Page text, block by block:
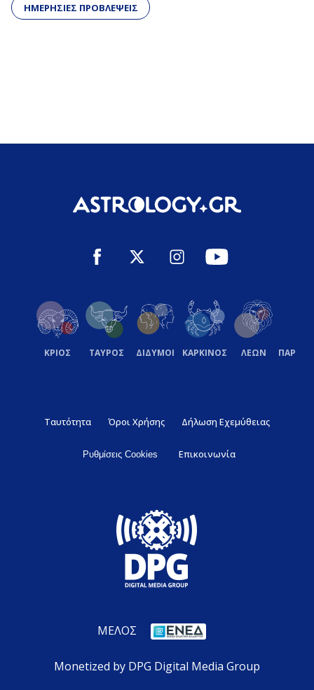
ΗΜΕΡΗΣΙΕΣ ΠΡΟΒΛΕΨΕΙΣ
ΚΡΙΟΣ ΤΑΥΡΟΣ ΔΙΔΥΜΟΙ ΚΑΡΚΙΝΟΣ ΛΕΩΝ
Ταυτότητα Όροι Χρήσης Δήλωση Εχεμύθειας
Ρυθμίσεις Cookies Επικοινωνία
ΜΕΛΟΣ
Monetized by DPG Digital Media Group